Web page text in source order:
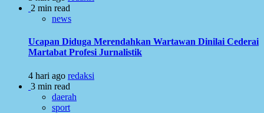
2 min read
news
Ucapan Diduga Merendahkan Wartawan Dinilai Cederai
Martabat Profesi Jurnalistik
4 hari ago redaksi
3 min read
daerah
sport